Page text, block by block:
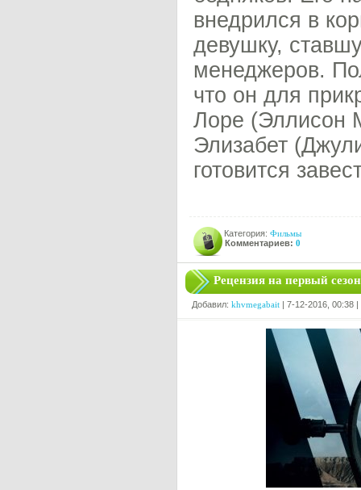
внедрился в
девушку,
менеджеров.
что он для
Лоре (Эллисон
Элизабет
готовится
Категория: Фильмы
Комментариев: 0
Рецензия на первый
Добавил: khvmegabait | 7-12-2016, 00:38